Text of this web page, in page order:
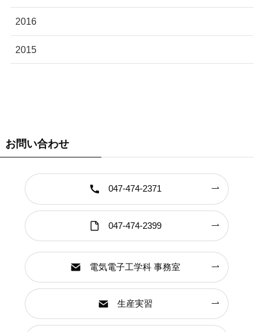
2016
2015
お問い合わせ
047-474-2371
047-474-2399
電気電子工学科 事務室
生産実習